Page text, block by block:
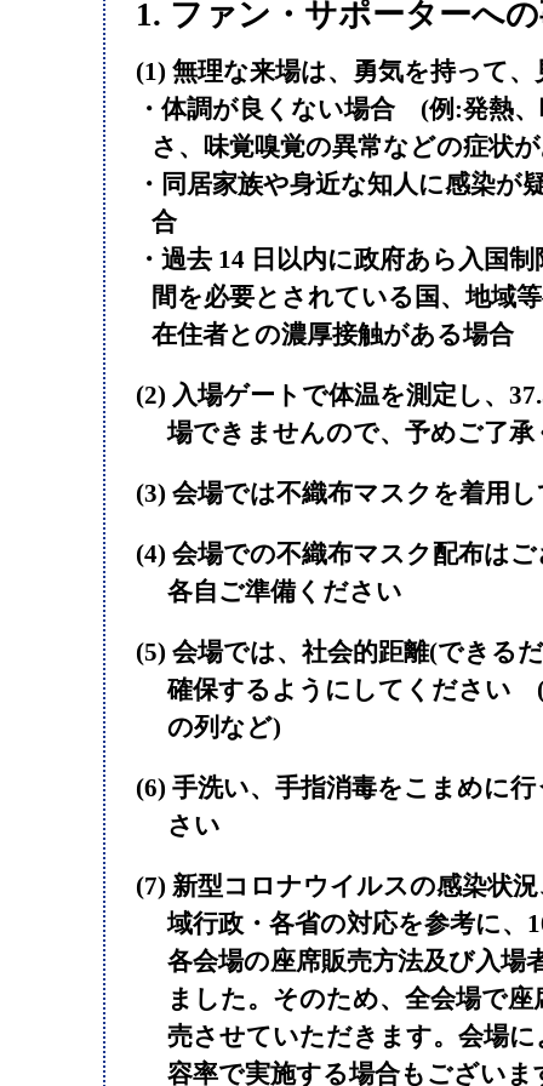
1. ファン・サポーターへ
(1) 無理な来場は、勇気を持って
・体調が良くない場合 (例:発熱
さ、味覚嗅覚の異常などの症状
・同居家族や身近な知人に感染が
合
・過去 14 日以内に政府あら入国
間を必要とされている国、地域
在住者との濃厚接触がある場合
(2) 入場ゲートで体温を測定し、
場できませんので、予めご了
(3) 会場では不織布マスクを着用
(4) 会場での不織布マスク配布は
各自ご準備ください
(5) 会場では、社会的距離(できる
確保するようにしてください
の列など)
(6) 手洗い、手指消毒をこまめに
さい
(7) 新型コロナウイルスの感染状
域行政・各省の対応を参考に、
各会場の座席販売方法及び入場
ました。そのため、全会場で
売させていただきます。会場
容率で実施する場合もござい